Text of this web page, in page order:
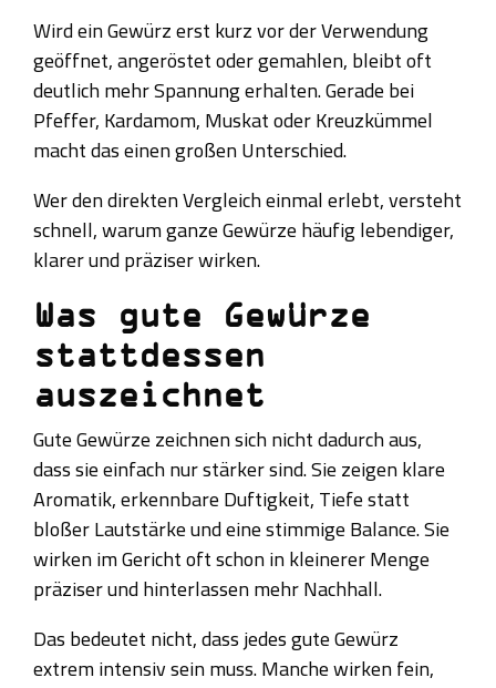
Wird ein Gewürz erst kurz vor der Verwendung
geöffnet, angeröstet oder gemahlen, bleibt oft
deutlich mehr Spannung erhalten. Gerade bei
Pfeffer, Kardamom, Muskat oder Kreuzkümmel
macht das einen großen Unterschied.
Wer den direkten Vergleich einmal erlebt, versteht
schnell, warum ganze Gewürze häufig lebendiger,
klarer und präziser wirken.
Was gute Gewürze
stattdessen
auszeichnet
Gute Gewürze zeichnen sich nicht dadurch aus,
dass sie einfach nur stärker sind. Sie zeigen klare
Aromatik, erkennbare Duftigkeit, Tiefe statt
bloßer Lautstärke und eine stimmige Balance. Sie
wirken im Gericht oft schon in kleinerer Menge
präziser und hinterlassen mehr Nachhall.
Das bedeutet nicht, dass jedes gute Gewürz
extrem intensiv sein muss. Manche wirken fein,